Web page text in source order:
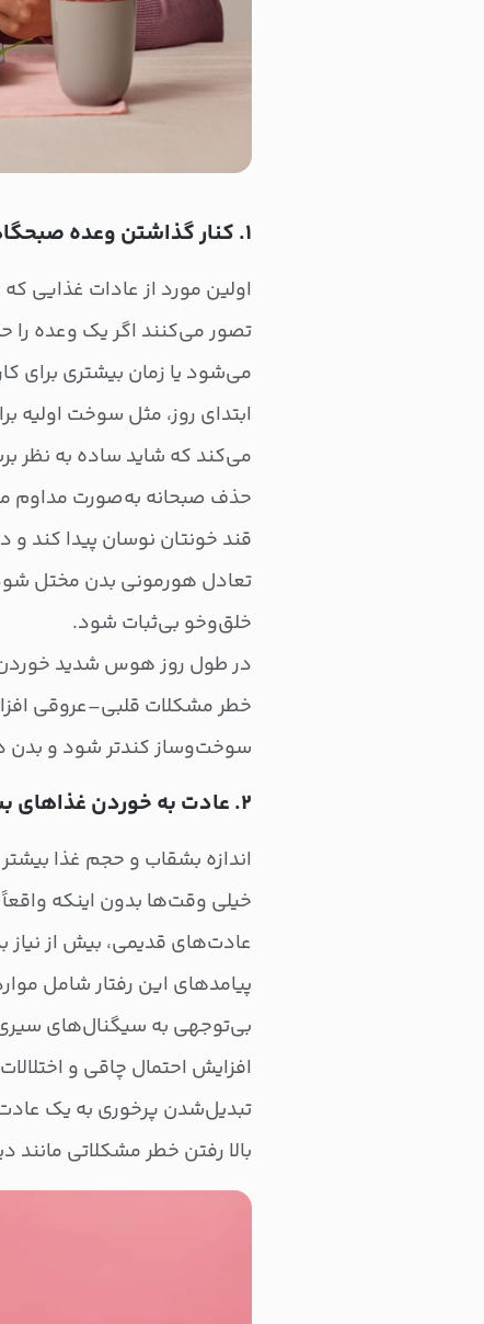
۱. کنار گذاشتن وعده صبحگاهی
اولین مورد از عادات غذایی
تصور می‌کنند اگر یک وعده
می‌شود یا زمان بیشتری برای
ابتدای روز، مثل سوخت اولیه
می‌کند که شاید ساده به نظر
حذف صبحانه به‌صورت مداوم
قند خونتان نوسان پیدا کند
تعادل هورمونی بدن مختل
خلق‌وخو بی‌ثبات شود.
در طول روز هوس شدید
خطر مشکلات قلبی‌–‌عروقی
سوخت‌وساز کندتر شود و بدن
۲. عادت به خوردن غذاهای بسیار حجیم
اندازه بشقاب و حجم غذا
خیلی وقت‌ها بدون اینکه
عادت‌های قدیمی، بیش از
پیامدهای این رفتار شامل
بی‌توجهی به سیگنال‌های
افزایش احتمال چاقی و
تبدیل‌شدن پرخوری به یک عادت
بالا رفتن خطر مشکلاتی مانند